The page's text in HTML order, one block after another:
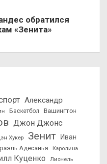
обратился
«Зенита»
Александр
Баскетбол
Вашингтон
Джон Джонс
Хукер Зенит Иван
Адесанья
Каролина
Куценко
Лионель